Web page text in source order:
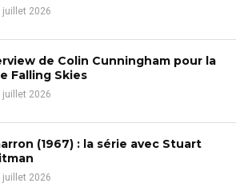
juillet 2026
de Colin Cunningham pour la
Falling Skies
juillet 2026
(1967) : la série avec Stuart
juillet 2026